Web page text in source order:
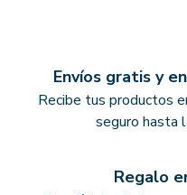
Envíos gratis y
Recibe tus productos
seguro hasta
Regalo